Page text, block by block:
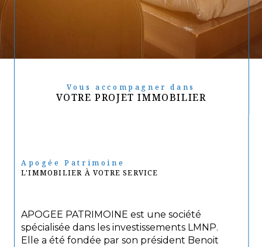
Vous accompagner dans
VOTRE PROJET IMMOBILIER
Apogée Patrimoine
L'IMMOBILIER À VOTRE SERVICE
APOGEE PATRIMOINE est une société
spécialisée dans les investissements LMNP.
Elle a été fondée par son président Benoit